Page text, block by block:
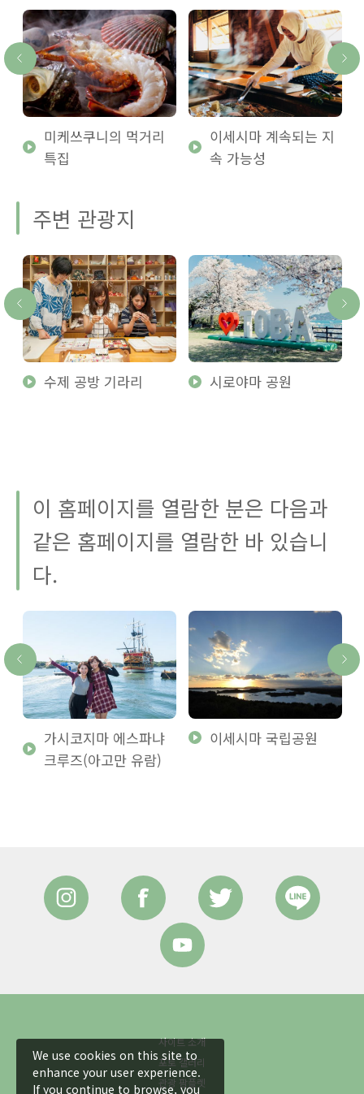
미케쓰쿠니의 먹거리
특집
이세시마 계속되는 지
속 가능성
주변 관광지
수제 공방 기라리 시로야마 공원
이 홈페이지를 열람한 분은 다음과
같은 홈페이지를 열람한 바 있습니
다.
가시코지마 에스파냐
크루즈(아고만 유람)
이세시마 국립공원
사이트 소개
포토 갤러리
관광 팜플렛
We use cookies on this site to
enhance your user experience.
If you continue to browse, you